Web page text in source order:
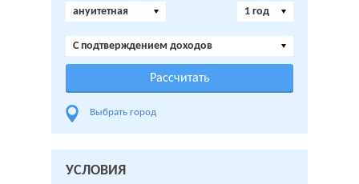
ануитетная
1 год
C подтверждением доходов
Выбрать город
УСЛОВИЯ